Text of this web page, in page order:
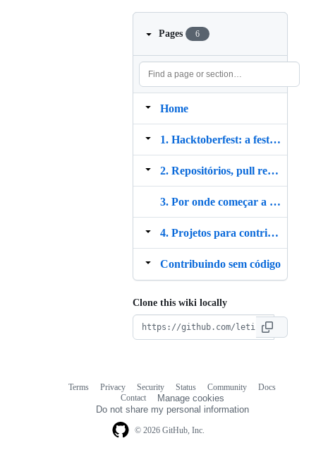
Pages 6
Home
1. Hacktoberfest: a festa do código aberto
2. Repositórios, pull requests
3. Por onde começar a estudar?
4. Projetos para contribuir: chegou a hora dos PR's!
Contribuindo sem código
Clone this wiki locally
© 2026 GitHub, Inc.
Terms Privacy Security Status Community
Docs
Contact
Manage cookies
Do not share my personal information